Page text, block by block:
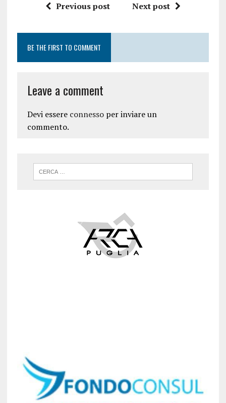
Previous post Next post
BE THE FIRST TO COMMENT
Leave a comment
Devi essere connessoper inviare un
commento.